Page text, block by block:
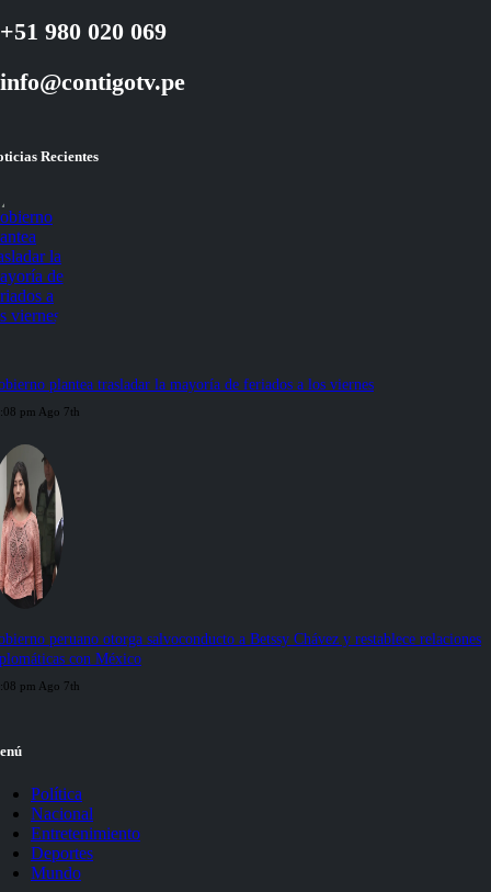
+51 980 020 069
info@contigotv.pe
Recientes
plantea trasladar la mayoría de feriados a los viernes
pm Ago 7th
peruano otorga salvoconducto a Betssy Chávez y restablece relaciones
con México
pm Ago 7th
Política
Nacional
Entretenimiento
Deportes
Mundo